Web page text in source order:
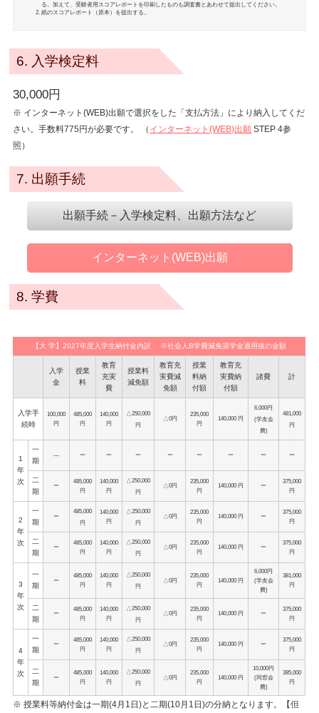
る。加えて、受験者用スコアレポートを印刷したものも調査書とあわせて提出してください。
紙のスコアレポート（原本）を提出する。
6. 入学検定料
30,000円
※ インターネット(WEB)出願で選択をした「支払方法」により納入してくだ
さい。手数料775円が必要です。 （ インターネット(WEB)出願 STEP 4参
照）
7. 出願手続
出願手続－入学検定料、出願方法など
インターネット(WEB)出願
8. 学費
【大 学】2027年度入学生納付金内訳 ※社会人B学費減免奨学金適用後の金額
入学
金
授業
料
教育
充実
費
授業料
減免額
教育充
実費減
免額
授業
料納
付額
教育充
実費納
付額
諸費 計
入学手
続時
100,000
円
485,000
円
140,000
円
△250,000
円
△0円
235,000
円
140,000 円
6,000円
(学友会
費)
481,000
円
1
年
次
一
期
― ー ー ー ー ー ー ー ー
二
期
ー
485,000
円
140,000
円
△250,000
円
△0円
235,000
円
140,000 円 ー
375,000
円
2
年
次
一
期
ー
485,000
円
140,000
円
△250,000
円
△0円
235,000
円
140,000 円 ー
375,000
円
二
期
ー
485,000
円
140,000
円
△250,000
円
△0円
235,000
円
140,000 円 ー
375,000
円
3
年
次
一
期
ー
485,000
円
140,000
円
△250,000
円
△0円
235,000
円
140,000 円
6,000円
(学友会
費)
381,000
円
二
期
ー
485,000
円
140,000
円
△250,000
円
△0円
235,000
円
140,000 円 ー
375,000
円
4
年
次
一
期
ー
485,000
円
140,000
円
△250,000
円
△0円
235,000
円
140,000 円 ー
375,000
円
二
期
ー
485,000
円
140,000
円
△250,000
円
△0円
235,000
円
140,000 円
10,000円
(同窓会
費)
385,000
円
※ 授業料等納付金は一期(4月1日)と二期(10月1日)の分納となります。【但